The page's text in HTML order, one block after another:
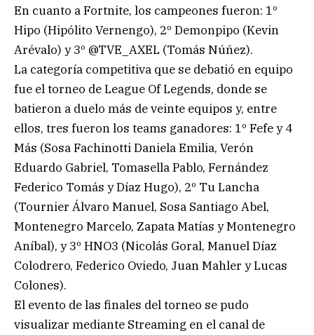
En cuanto a Fortnite, los campeones fueron: 1º
Hipo (Hipólito Vernengo), 2º Demonpipo (Kevin
Arévalo) y 3º @TVE_AXEL (Tomás Núñez).
La categoría competitiva que se debatió en equipo
fue el torneo de League Of Legends, donde se
batieron a duelo más de veinte equipos y, entre
ellos, tres fueron los teams ganadores: 1º Fefe y 4
Más (Sosa Fachinotti Daniela Emilia, Verón
Eduardo Gabriel, Tomasella Pablo, Fernández
Federico Tomás y Díaz Hugo), 2º Tu Lancha
(Tournier Álvaro Manuel, Sosa Santiago Abel,
Montenegro Marcelo, Zapata Matías y Montenegro
Aníbal), y 3º HNO3 (Nicolás Goral, Manuel Díaz
Colodrero, Federico Oviedo, Juan Mahler y Lucas
Colones).
El evento de las finales del torneo se pudo
visualizar mediante Streaming en el canal de